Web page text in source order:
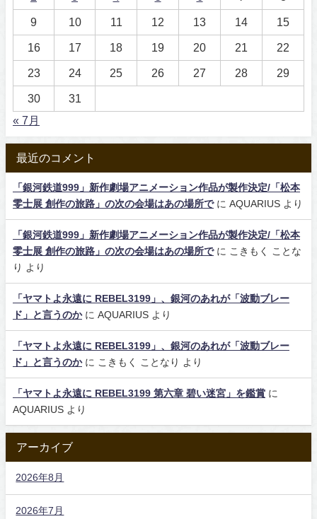
9 10 11 12 13 14 15
16 17 18 19 20 21 22
23 24 25 26 27 28 29
30
31
« 7月
最近のコメント
「銀河鉄道999」新作劇場アニメーション作品が製作決定/「松本
零士展 創作の旅路」の次の会場はあの場所でに AQUARIUS より
「銀河鉄道999」新作劇場アニメーション作品が製作決定/「松本
零士展 創作の旅路」の次の会場はあの場所でに
こきもく ことな
り
より
「ヤマトよ永遠に REBEL3199」、銀河のあれが「波動ブレー
ド」と言うのかに AQUARIUS より
「ヤマトよ永遠に REBEL3199」、銀河のあれが「波動ブレー
ド」と言うのかに こきもく ことなり より
「ヤマトよ永遠に REBEL3199 第六章 碧い迷宮」を鑑賞 に
AQUARIUS より
アーカイブ
2026年8月
2026年7月